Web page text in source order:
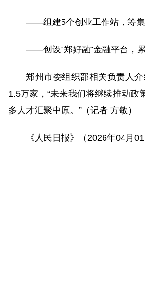
——组建5个创业工作站，筹集
——创设“郑好融”金融平台，
郑州市委组织部相关负责人
1.5万家，“未来我们将继续推动
多人才汇聚中原。”（记者 方敏）
《人民日报》（2026年04月